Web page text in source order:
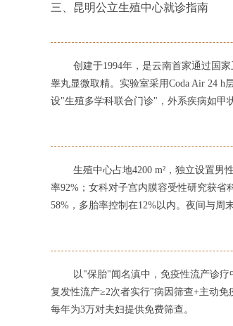
三、昆明公立生殖中心就诊指南
创建于1994年，是云南首家通过国
睾丸显微取精。实验室采用Coda Air 24 h
设"生殖多学科联合门诊"，外系疾病如甲
生殖中心占地4200 m²，独立设置
率92%；女科对子宫内膜容受性研究获省
58%，多胎率控制在12%以内。夜间与周
以"保胎"闻名滇中，免疫性流产诊
复发性流产≥2次者实行"病因筛查+主动免
每年为3万对夫妇提供免费筛查。